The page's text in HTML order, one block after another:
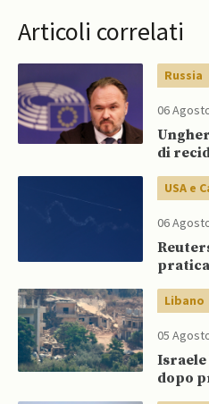
Articoli correlati
Russia
06
di
USA e
06
Libano
05
Israele
dopo